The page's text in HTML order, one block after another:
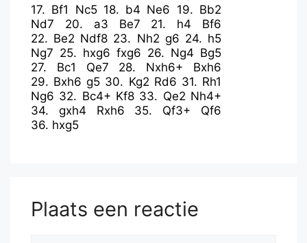
17. Bf1 Nc5 18. b4 Ne6 19. Bb2
Nd7
20. a3 Be7 21. h4
Bf6
22. Be2 Ndf8 23. Nh2 g6 24. h5
Ng7 25. hxg6 fxg6 26. Ng4 Bg5
27. Bc1 Qe7 28. Nxh6+
Bxh6
29. Bxh6 g5 30. Kg2 Rd6 31. Rh1
Ng6 32. Bc4+ Kf8 33. Qe2 Nh4+
34. gxh4 Rxh6 35. Qf3+
Qf6
36. hxg5
Plaats een reactie